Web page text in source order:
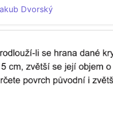
Dvorský